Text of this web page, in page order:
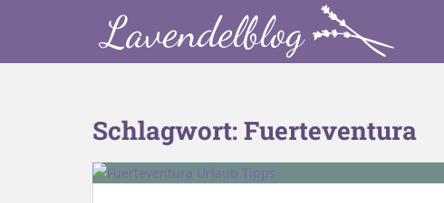
Schlagwort:Fuerteventura